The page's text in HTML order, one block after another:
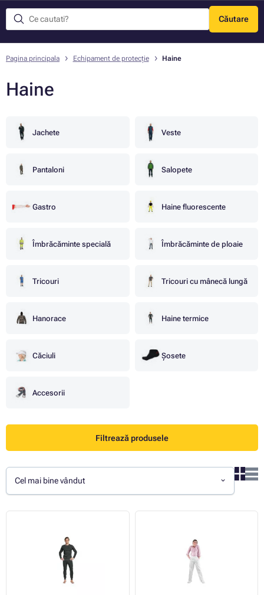
Căutare
Meniu
Pagina principala Echipament de protecție Haine
Haine
Jachete Veste
Pantaloni Salopete
Gastro Haine fluorescente
Îmbrăcăminte specială Îmbrăcăminte de ploaie
Tricouri Tricouri cu mânecă lungă
Hanorace Haine termice
Căciuli Șosete
Accesorii
Filtrează produsele
Cel mai bine vândut